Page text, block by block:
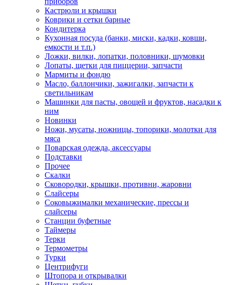
Кастрюли и крышки
Коврики и сетки барные
Кондитерка
Кухонная посуда (банки, миски, кадки, ковши,
емкости и т.п.)
Ложки, вилки, лопатки, половники, шумовки
Лопаты, щетки для пиццерии, запчасти
Мармиты и фондю
Масло, баллончики, зажигалки, запчасти к
светильникам
Машинки для пасты, овощей и фруктов, насадки к
ним
Новинки
Ножи, мусаты, ножницы, топорики, молотки для
мяса
Поварская одежда, аксессуары
Подставки
Прочее
Скалки
Сковородки, крышки, противни, жаровни
Слайсеры
Соковыжималки механические, прессы и
слайсеры
Станции буфетные
Таймеры
Терки
Термометры
Турки
Центрифуги
Штопора и открывалки